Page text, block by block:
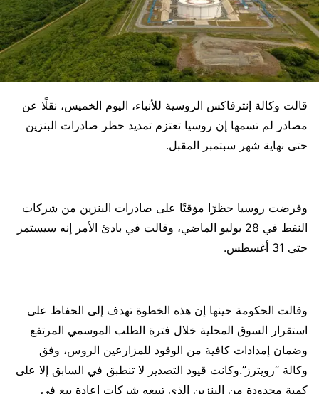
قالت وكالة إنترفاكس الروسية للأنباء، اليوم الخميس، نقلًا عن
مصادر لم تسمها إن روسيا تعتزم تمديد حظر صادرات البنزين
حتى نهاية شهر سبتمبر المقبل.
وفرضت روسيا حظرًا مؤقتًا على صادرات البنزين من شركات
النفط في 28 يوليو الماضي، وقالت في بادئ الأمر إنه سيستمر
حتى 31 أغسطس.
وقالت الحكومة حينها إن هذه الخطوة تهدف إلى الحفاظ على
استقرار السوق المحلية خلال فترة الطلب الموسمي المرتفع
وضمان إمدادات كافية من الوقود للمزارعين الروس، وفق
وكالة “رويترز”.وكانت قيود التصدير لا تنطبق في السابق إلا على
كمية محدودة من البنزين الذي تبيعه شركات إعادة بيع في